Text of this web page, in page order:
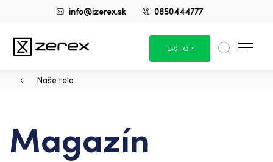
info@izerex.sk 0850444777
E-SHOP
Naše telo
Magazín